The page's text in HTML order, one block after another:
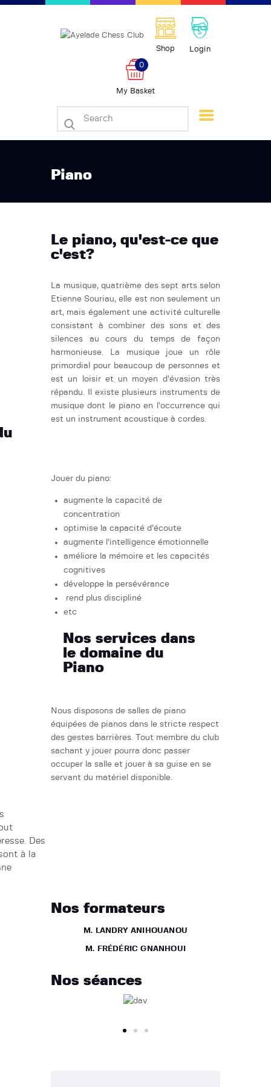
Shop Login
My Basket
0
Piano
Dessin Artistique
Galerie d’art
Boutique
Le piano, qu'est-ce que
c'est?
La musique, quatrième des sept arts selon
Etienne Souriau, elle est non seulement un
art, mais également une activité culturelle
consistant à combiner des sons et des
silences au cours du temps de façon
harmonieuse. La musique joue un rôle
primordial pour beaucoup de personnes et
est un loisir et un moyen d’évasion très
répandu. Il existe plusieurs instruments de
musique dont le piano en l’occurrence qui
est un instrument acoustique à cordes.
Jouer du piano:
augmente la capacité de
concentration
optimise la capacité d’écoute
augmente l’intelligence émotionnelle
améliore la mémoire et les capacités
cognitives
développe la persévérance
rend plus discipliné
etc
Nos services dans
le domaine du
Piano
Nous disposons de salles de piano
équipées de pianos dans le stricte respect
des gestes barrières. Tout membre du club
sachant y jouer pourra donc passer
occuper la salle et jouer à sa guise en se
servant du matériel disponible.
Nos formateurs
M. LANDRY ANIHOUANOU
M. FRÉDÉRIC GNANHOUI
Nos séances